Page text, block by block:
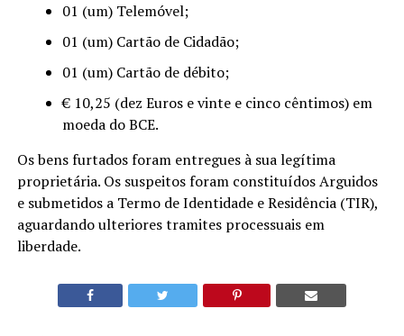
01 (um) Telemóvel;
01 (um) Cartão de Cidadão;
01 (um) Cartão de débito;
€ 10,25 (dez Euros e vinte e cinco cêntimos) em
moeda do BCE.
Os bens furtados foram entregues à sua legítima
proprietária. Os suspeitos foram constituídos Arguidos
e submetidos a Termo de Identidade e Residência (TIR),
aguardando ulteriores tramites processuais em
liberdade.